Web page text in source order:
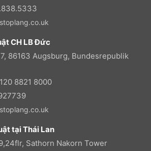
CH LB Đức
86163 Augsburg, Bundesrepublik
8821 8000
tại Thái Lan
Sathorn Nakorn Tower